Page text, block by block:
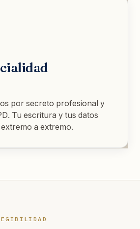
por secreto profesional y
Tu escritura y tus datos
a extremo.